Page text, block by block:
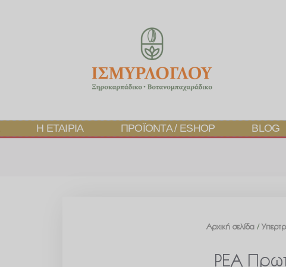
Η ΕΤΑΙΡΊΑ ΠΡΟΪΌΝΤΑ / ESHOP BLOG
Αρχική σελίδα/
PEA